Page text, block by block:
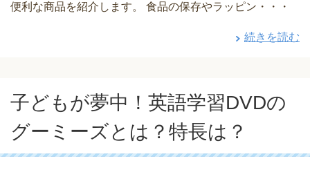
便利な商品を紹介します。 食品の保存やラッピン・・・
続きを読む
子どもが夢中！英語学習DVDの
グーミーズとは？特長は？